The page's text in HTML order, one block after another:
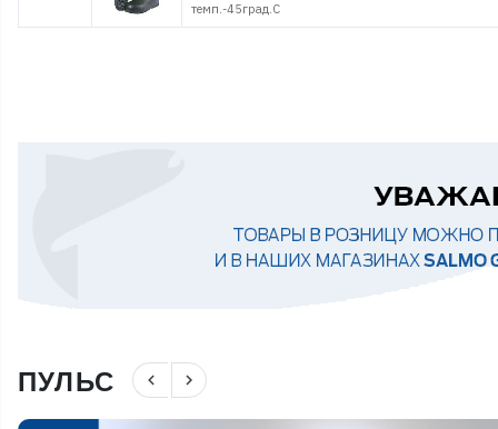
темп.-45град.С
ПУЛЬС navigate_before navigate_next